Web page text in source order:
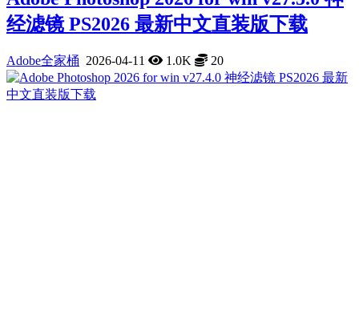
经滤镜 PS2026 最新中文直装版下载
Adobe全家桶 2026-04-11 1.0K 20